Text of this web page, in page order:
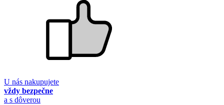
U nás nakupujete
vždy bezpečne
a s dôverou